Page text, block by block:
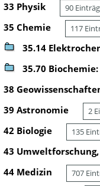
33 Physik 90
35 Chemie 117
35.14
35.70
38
39 Astronomie 2
42 Biologie 135
43
44 Medizin 707